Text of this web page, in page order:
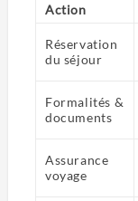
Action
Réservation
du séjour
Formalités &
documents
Assurance
voyage